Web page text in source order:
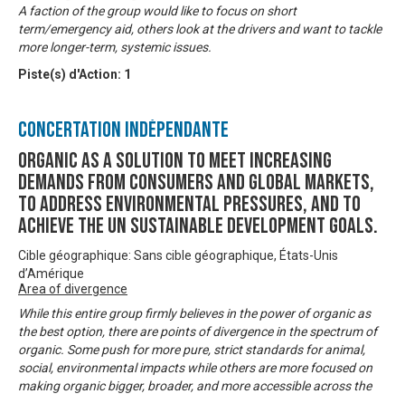
A faction of the group would like to focus on short
term/emergency aid, others look at the drivers and want to tackle
more longer-term, systemic issues.
Piste(s) d'Action: 1
Concertation Indépendante
Organic as a solution to meet increasing
demands from consumers and global markets,
to address environmental pressures, and to
achieve the UN sustainable development goals.
Cible géographique: Sans cible géographique, États-Unis
d’Amérique
Area of divergence
While this entire group firmly believes in the power of organic as
the best option, there are points of divergence in the spectrum of
organic. Some push for more pure, strict standards for animal,
social, environmental impacts while others are more focused on
making organic bigger, broader, and more accessible across the